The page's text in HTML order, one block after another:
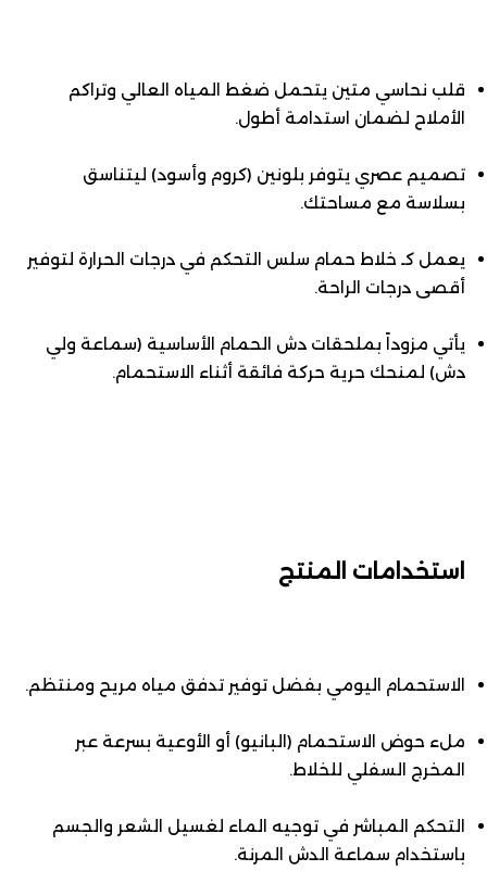
قلب نحاسي متين يتحمل ضغط المياه العالي وتراكم
الأملاح لضمان استدامة أطول.
تصميم عصري يتوفر بلونين (كروم وأسود) ليتناسق
بسلاسة مع مساحتك.
يعمل كـ خلاط حمام سلس التحكم في درجات الحرارة لتوفير
أقصى درجات الراحة.
يأتي مزوداً بملحقات دش الحمام الأساسية (سماعة ولي
دش) لمنحك حرية حركة فائقة أثناء الاستحمام.
استخدامات المنتج
الاستحمام اليومي بفضل توفير تدفق مياه مريح ومنتظم.
ملء حوض الاستحمام (البانيو) أو الأوعية بسرعة عبر
المخرج السفلي للخلاط.
التحكم المباشر في توجيه الماء لغسيل الشعر والجسم
باستخدام سماعة الدش المرنة.